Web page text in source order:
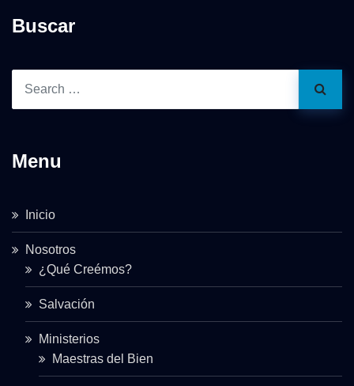
Buscar
Menu
Inicio
Nosotros
¿Qué Creémos?
Salvación
Ministerios
Maestras del Bien